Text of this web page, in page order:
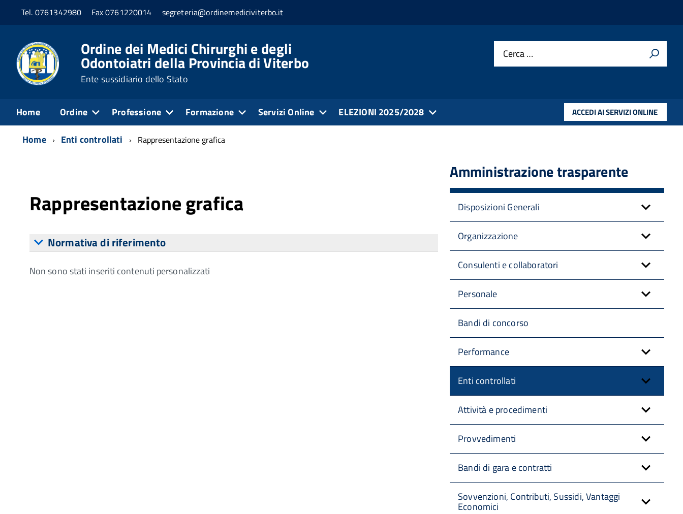
Tel. 0761342980 Fax 0761220014 segreteria@ordinemediciviterbo.it
Ordine dei Medici Chirurghi e degli
Odontoiatri della Provincia di Viterbo
Ente sussidiario dello Stato
Cerca …
Home Ordine Professione Formazione Servizi Online ACCEDI AI SERVIZI ONLINE
ELEZIONI 2025/2028
Home
Enti controllati Rappresentazione grafica
Rappresentazione grafica
Normativa di riferimento
Non sono stati inseriti contenuti personalizzati
Amministrazione trasparente
Disposizioni Generali
Organizzazione
Consulenti e collaboratori
Personale
Bandi di concorso
Performance
Enti controllati
Attività e procedimenti
Provvedimenti
Bandi di gara e contratti
Sovvenzioni, Contributi, Sussidi, Vantaggi
Economici